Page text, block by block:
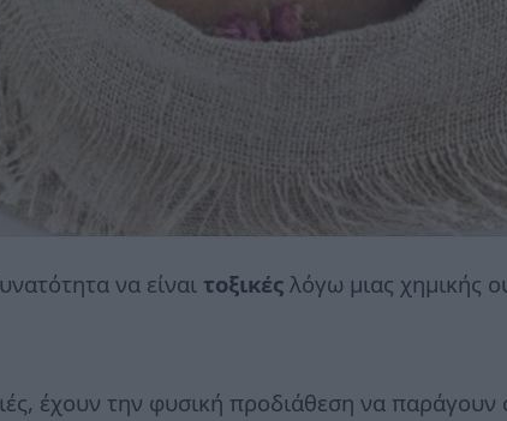
να είναιτοξικές λόγω μιας χημικής
έχουν την φυσική προδιάθεση να